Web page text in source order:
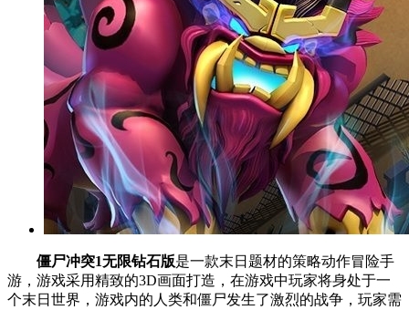
僵尸冲突1无限钻石版是一款末日题材的策略动作冒险手
游，游戏采用精致的3D画面打造，在游戏中玩家将身处于一
个末日世界，游戏内的人类和僵尸发生了激烈的战争，玩家需